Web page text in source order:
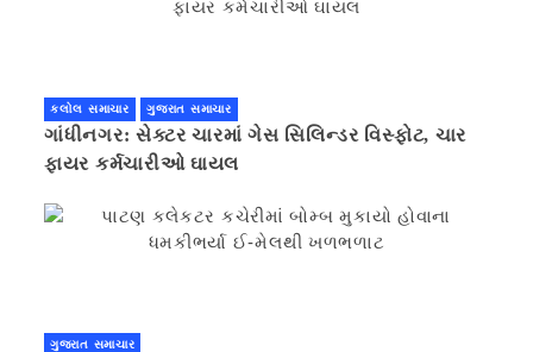
કલોલ સમાચાર ગુજરાત સમાચાર
ગાંધીનગર: સેક્ટર ચારમાં ગેસ સિલિન્ડર વિસ્ફોટ, ચાર
ફાયર કર્મચારીઓ ઘાયલ
ગુજરાત સમાચાર